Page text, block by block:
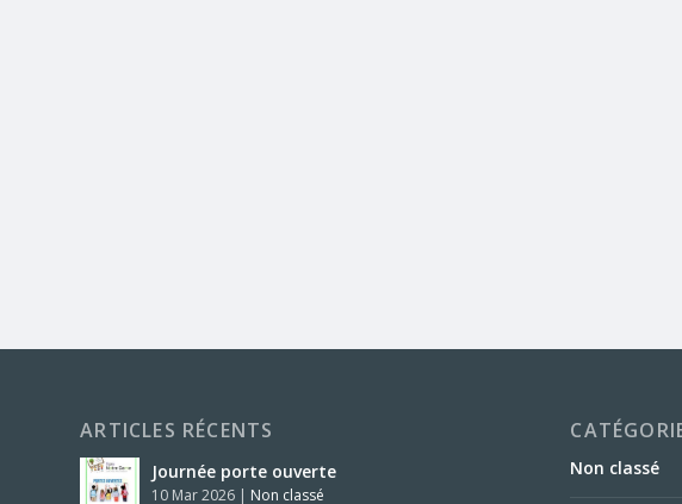
ARTICLES RÉCENTS
Journée porte ouverte
10 Mar 2026 | Non classé
Non classé